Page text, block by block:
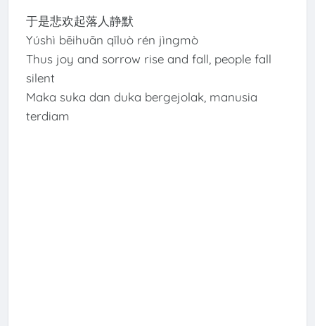
于是悲欢起落人静默
Yúshì bēihuān qǐluò rén jìngmò
Thus joy and sorrow rise and fall, people fall
silent
Maka suka dan duka bergejolak, manusia
terdiam